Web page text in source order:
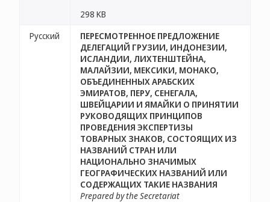
298 KB
Русский
ПЕРЕСМОТРЕННОЕ ПРЕДЛОЖЕНИЕ
ДЕЛЕГАЦИЙ ГРУЗИИ, ИНДОНЕЗИИ,
ИСЛАНДИИ, ЛИХТЕНШТЕЙНА,
МАЛАЙЗИИ, МЕКСИКИ, МОНАКО,
ОБЪЕДИНЕННЫХ АРАБСКИХ
ЭМИРАТОВ, ПЕРУ, СЕНЕГАЛА,
ШВЕЙЦАРИИ И ЯМАЙКИ О ПРИНЯТИИ
РУКОВОДЯЩИХ ПРИНЦИПОВ
ПРОВЕДЕНИЯ ЭКСПЕРТИЗЫ
ТОВАРНЫХ ЗНАКОВ, СОСТОЯЩИХ ИЗ
НАЗВАНИЙ СТРАН ИЛИ
НАЦИОНАЛЬНО ЗНАЧИМЫХ
ГЕОГРАФИЧЕСКИХ НАЗВАНИЙ ИЛИ
СОДЕРЖАЩИХ ТАКИЕ НАЗВАНИЯ
Prepared by the Secretariat